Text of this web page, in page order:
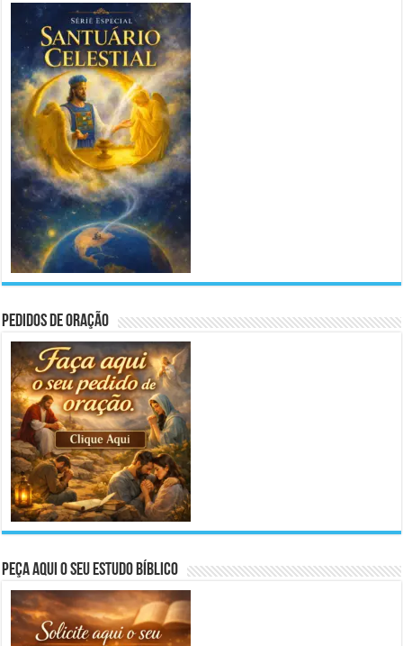
Pedidos de Oração
Peça aqui o seu Estudo Bíblico